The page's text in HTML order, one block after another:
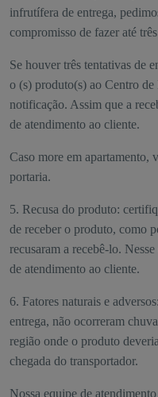
infrutífera de entrega,
compromisso de fazer até
Se houver três tentativas de
o (s) produto(s) ao Centro
notificação. Assim que a
de atendimento ao cliente.
Caso more em apartamento,
portaria.
5. Recusa do produto:
de receber o produto, como
recusaram a recebê-lo.
de atendimento ao cliente.
6. Fatores naturais e
entrega, não ocorreram
região onde o produto
chegada do transportador.
Nossa equipe de